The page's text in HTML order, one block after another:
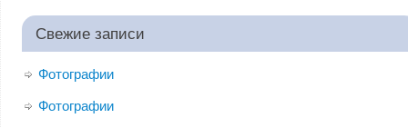
Свежие записи
Фотографии
Фотографии